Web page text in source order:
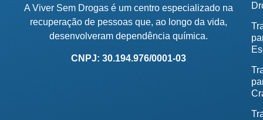
A Viver Sem Drogas é um centro especializado na
recuperação de pessoas que, ao longo da vida,
desenvolveram dependência química.
CNPJ: 30.194.976/0001-03